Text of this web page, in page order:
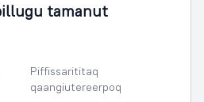
tamanut
Piffissarititaq
qaangiutereerpoq